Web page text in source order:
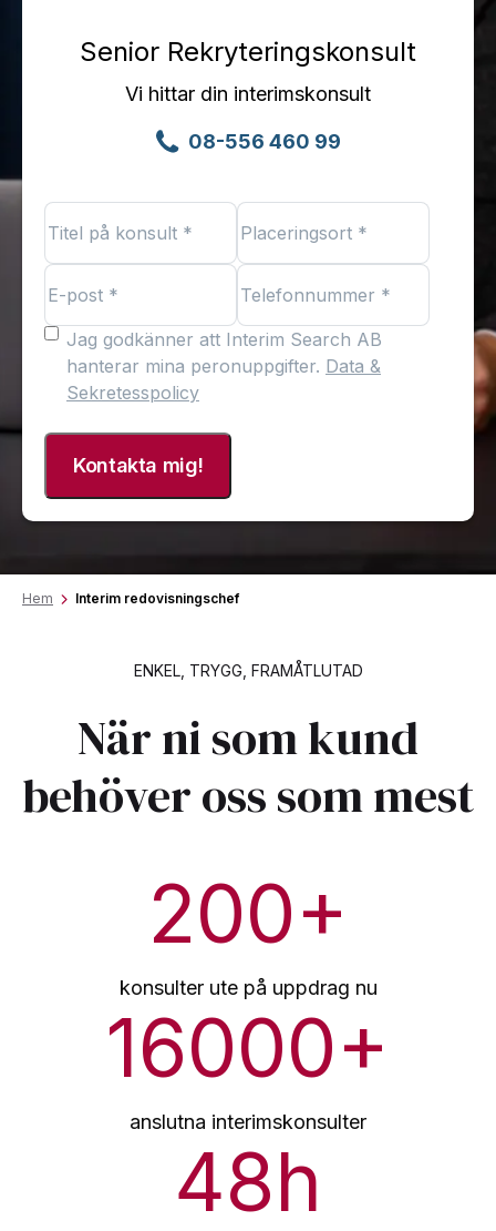
Senior Rekryteringskonsult
Vi hittar din interimskonsult
08-556 460 99
Titel
på
konsult
**
Placeringsort
**
E-
post
**
Telefonnummer
*
* Jag godkänner att Interim Search AB
hanterar mina peronuppgifter. Data &
Sekretesspolicy
Hem Interim redovisningschef
ENKEL, TRYGG, FRAMÅTLUTAD
När ni som kund
behöver oss som mest
200+
konsulter ute på uppdrag nu
16000+
anslutna interimskonsulter
48h